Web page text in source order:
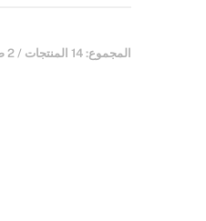
المجموع: 14 المنتجات / 2 صفحات